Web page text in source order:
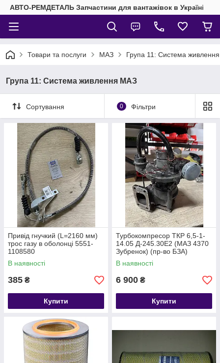
АВТО-РЕМДЕТАЛЬ Запчастини для вантажівок в Україні
Товари та послуги МАЗ Група 11: Система
Група 11: Система живлення МАЗ
Сортування 0 Фільтри
Привід гнучкий (L=2160 мм)
трос газу в оболонці 5551-
1108580
В наявності
385 ₴
Купити
Турбокомпресор ТКР 6,5-1-
14.05 Д-245.30Е2 (МАЗ 4370
Зубренок) (пр-во БЗА)
В наявності
6 900 ₴
Купити